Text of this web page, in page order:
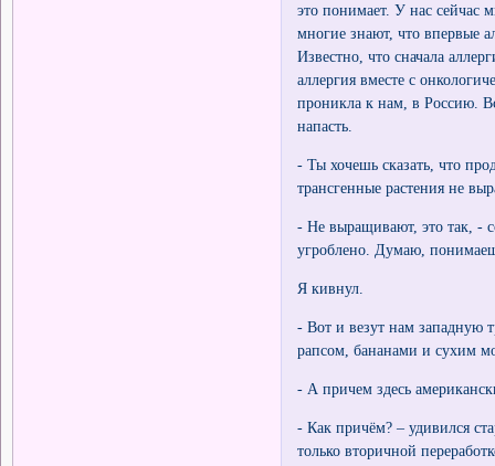
это понимает. У нас сейчас
многие знают, что впервые
Известно, что сначала
аллергия вместе с
проникла к нам, в Россию.
напасть.
- Ты хочешь сказать, что
трансгенные растения не
- Не выращивают, это так, -
угроблено. Думаю,
Я кивнул.
- Вот и везут нам западную
рапсом, бананами и сухим
- А причем здесь
- Как причём? – удивился
только вторичной